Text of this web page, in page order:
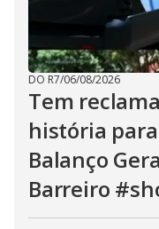
DO R7/06/08/2026
Tem
história
Balanço
Barreiro